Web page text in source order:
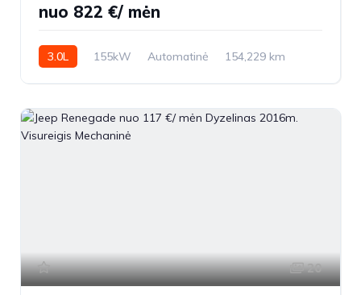
nuo 822 €/ mėn
3.0L 155kW Automatinė
154,229 km
20